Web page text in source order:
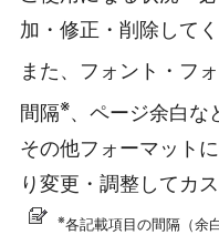
加・修正・削除してく
また、フォント・フ
間隔※、ページ余白な
その他フォーマット
り変更・調整してカ
※各記載項目の間隔（余